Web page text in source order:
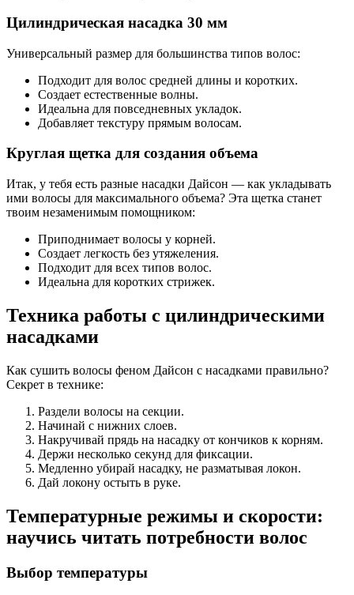
Цилиндрическая насадка 30 мм
Универсальный размер для большинства типов волос:
Подходит для волос средней длины и коротких.
Создает естественные волны.
Идеальна для повседневных укладок.
Добавляет текстуру прямым волосам.
Круглая щетка для создания объема
Итак, у тебя есть разные насадки Дайсон — как укладывать
ими волосы для максимального объема? Эта щетка станет
твоим незаменимым помощником:
Приподнимает волосы у корней.
Создает легкость без утяжеления.
Подходит для всех типов волос.
Идеальна для коротких стрижек.
Техника работы с цилиндрическими
насадками
Как сушить волосы феном Дайсон с насадками правильно?
Секрет в технике:
Раздели волосы на секции.
Начинай с нижних слоев.
Накручивай прядь на насадку от кончиков к корням.
Держи несколько секунд для фиксации.
Медленно убирай насадку, не разматывая локон.
Дай локону остыть в руке.
Температурные режимы и скорости:
научись читать потребности волос
Выбор температуры